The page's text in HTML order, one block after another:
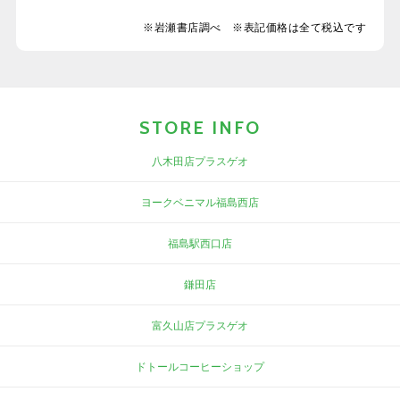
※岩瀬書店調べ ※表記価格は全て税込です
STORE INFO
八木田店プラスゲオ
ヨークベニマル福島西店
福島駅西口店
鎌田店
富久山店プラスゲオ
ドトールコーヒーショップ